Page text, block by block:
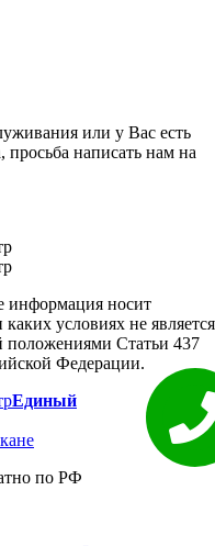
или у Вас есть
написать нам на
информация носит
условиях не является
положениями Статьи 437
Федерации.
Единый
по РФ